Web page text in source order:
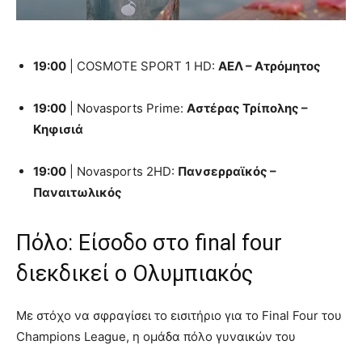
19:00 | COSMOTE SPORT 1 HD: ΑΕΛ – Ατρόμητος
19:00 | Novasports Prime: Αστέρας Τρίπολης –
Κηφισιά
19:00 | Novasports 2HD: Πανσερραϊκός –
Παναιτωλικός
Πόλο: Είσοδο στο final four
διεκδικεί ο Ολυμπιακός
Με στόχο να σφραγίσει το εισιτήριο για το Final Four του
Champions League, η ομάδα πόλο γυναικών του